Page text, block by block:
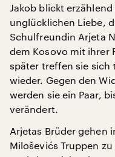
Jakob blickt
unglücklichen Liebe,
Schulfreundin Arjeta
dem Kosovo mit ihrer
später treffen sie sich
wieder. Gegen den
werden sie ein Paar,
verändert.
Arjetas Brüder gehen
Miloševićs Truppen